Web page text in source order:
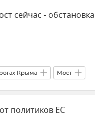
Крым
сейчас - обстановка
Крыма Мост
мосту
Крымский мост
политиков ЕС